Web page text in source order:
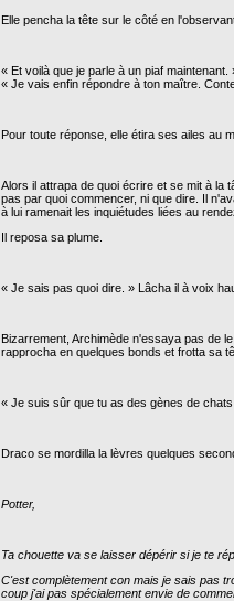
Elle pencha la tête sur le côté en
« Et voilà que je parle à un piaf
« Je vais enfin répondre à ton maître.
Pour toute réponse, elle étira ses ailes au
Alors il attrapa de quoi écrire et se mit à la
pas par quoi commencer, ni que dire. Il
à lui ramenait les inquiétudes liées au
Il reposa sa plume.
« Je sais pas quoi dire. » Lâcha il à voix
Bizarrement, Archimède n'essaya pas de
rapprocha en quelques bonds et frotta sa
« Je suis sûr que tu as des gènes de
Draco se mordilla la lèvres quelques
Potter,
Ta chouette va se laisser dépérir si je te
C'est complètement con mais je sais pas
coup j'ai pas spécialement envie de